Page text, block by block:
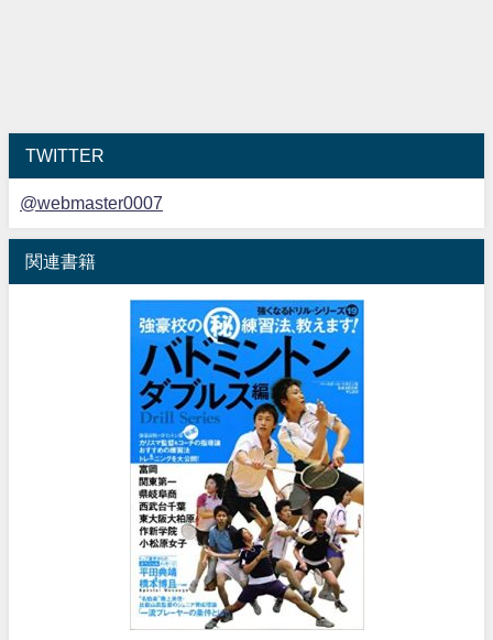
TWITTER
@webmaster0007
関連書籍